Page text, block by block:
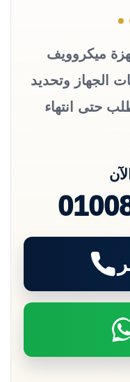
ميكروويف
الجهاز وتحديد
حتى انتهاء